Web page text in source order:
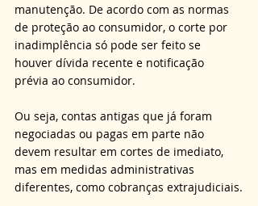
manutenção. De acordo com as normas
de proteção ao consumidor, o corte por
inadimplência só pode ser feito se
houver dívida recente e notificação
prévia ao consumidor.
Ou seja, contas antigas que já foram
negociadas ou pagas em parte não
devem resultar em cortes de imediato,
mas em medidas administrativas
diferentes, como cobranças extrajudiciais.